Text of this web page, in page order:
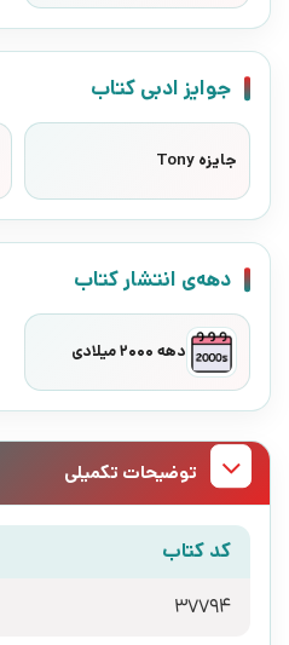
جوایز ادبی کتاب
جایزه Tony
دهه‌ی انتشار کتاب
دهه 2000 میلادی
توضیحات تکمیلی
کد کتاب
37794